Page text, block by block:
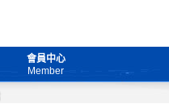
會員中心
Member